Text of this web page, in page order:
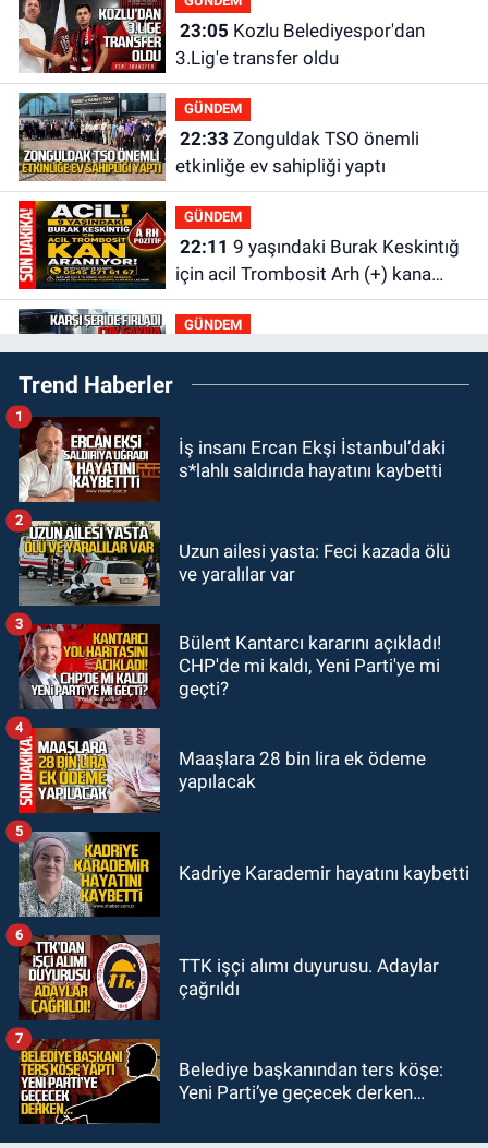
23:05
3.Lig'e transfer oldu
GÜNDEM
22:33
etkinliğe ev sahipliği yaptı
GÜNDEM
22:11
için acil Trombosit Arh (+) kana
ihtiyaç var
GÜNDEM
21:50Yoldan çıktı karşı şeride
fırladı: Çok sayıda yaralı var
21:38Ercüment Ünal'dan acık
haber geldi: Ameliyata dayanamadı
21:12Yönetim kulübü önce borç
GÜNDEM
20:56Otomobilin çarptığı yaşlı
adam hayatını kaybetti
Trend Haberler
İş insanı Ercan Ekşi İstanbul’daki
s*lahlı saldırıda hayatını kaybetti
1
Uzun ailesi yasta: Feci kazada ölü
ve yaralılar var
2
Bülent Kantarcı kararını açıkladı!
CHP'de mi kaldı, Yeni Parti'ye mi
geçti?
3
Maaşlara 28 bin lira ek ödeme
yapılacak
4
Kadriye Karademir hayatını kaybetti
5
TTK işçi alımı duyurusu. Adaylar
çağrıldı
6
Belediye başkanından ters köşe:
Yeni Parti’ye geçecek derken…
7